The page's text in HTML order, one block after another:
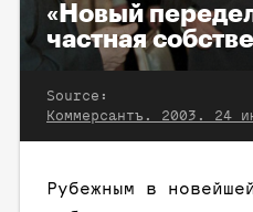
«Новый
частная
Source:
Коммерсантъ. 2003. 24
Рубежным в